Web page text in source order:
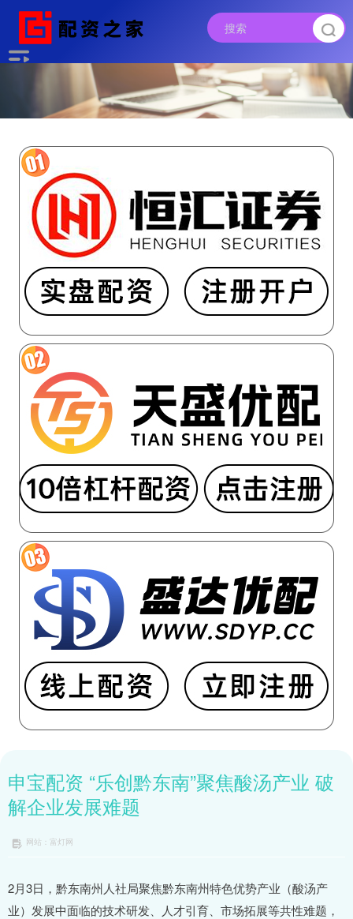
申宝配资 “乐创黔东南”聚焦酸汤产业 破
解企业发展难题
网站：富灯网
2月3日，黔东南州人社局聚焦黔东南州特色优势产业（酸汤产
业）发展中面临的技术研发、人才引育、市场拓展等共性难题，